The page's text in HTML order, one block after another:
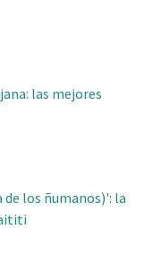
las mejores
los ñumanos)': la